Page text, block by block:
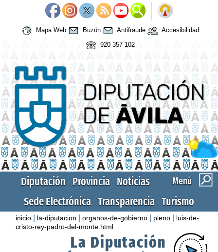
Mapa Web Buzón Antifraude
Accesibilidad
920 357 102
Menú
Diputación Provincia Noticias
Sede Electrónica Transparencia Turismo
inicio la-diputacion |organos-de-gobierno pleno
luis-de-
cristo-rey-padro-del-monte.html
La Diputación